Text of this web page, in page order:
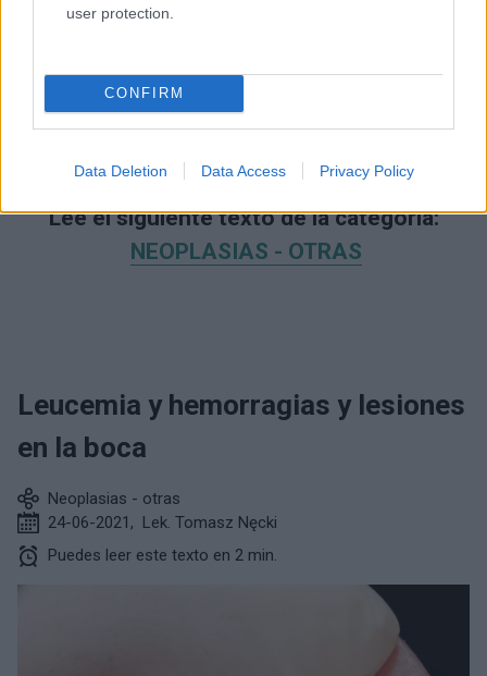
user protection.
CONFIRM
Data Deletion Data Access Privacy Policy
Lee el siguiente texto de la categoría:
NEOPLASIAS - OTRAS
Leucemia y hemorragias y lesiones
en la boca
Neoplasias - otras
24-06-2021 , Lek. Tomasz Nęcki
Puedes leer este texto en 2 min.